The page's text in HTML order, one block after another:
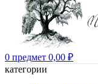
0 предмет 0,00 ₽
категории